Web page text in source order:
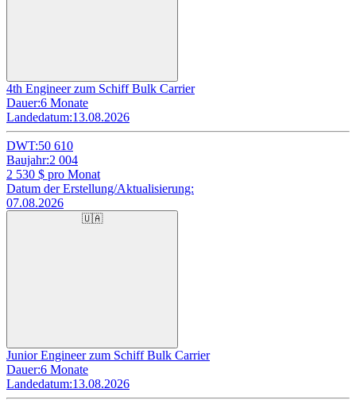
4th Engineer zum Schiff Bulk Carrier
Dauer:6 Monate
Landedatum:13.08.2026
DWT:50 610
Baujahr:2 004
2 530 $ pro Monat
Datum der Erstellung/Aktualisierung:
07.08.2026
🇺🇦
Junior Engineer zum Schiff Bulk Carrier
Dauer:6 Monate
Landedatum:13.08.2026